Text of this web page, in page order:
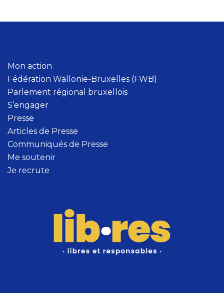
Mon action
Fédération Wallonie-Bruxelles (FWB)
Parlement régional bruxellois
S’engager
Presse
Articles de Presse
Communiqués de Presse
Me soutenir
Je recrute